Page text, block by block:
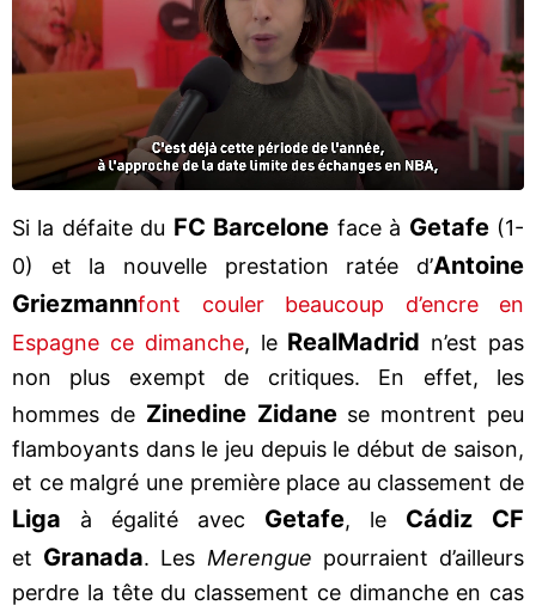
Si la défaite du FC Barcelone face à Getafe(1-
0) et la nouvelle prestation ratée d’Antoine
Griezmannfont couler beaucoup d’encre en
Espagne ce dimanche, le RealMadrid n’est pas
non plus exempt de critiques. En effet, les
hommes de Zinedine Zidanese montrent peu
flamboyants dans le jeu depuis le début de saison,
et ce malgré une première place au classement de
Liga à égalité avec Getafe, le Cádiz CF
et Granada. Les Merengue pourraient d’ailleurs
perdre la tête du classement ce dimanche en cas